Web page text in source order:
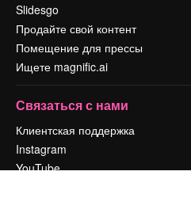
Slidesgo
Продайте свой контент
Помещение для прессы
Ищете magnific.ai
Связаться с нами
Клиентская поддержка
Instagram
YouTube